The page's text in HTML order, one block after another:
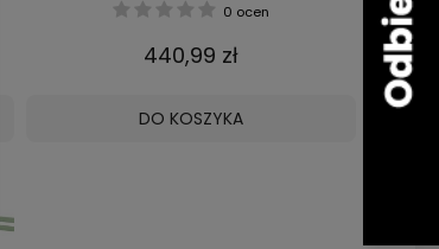
0 ocen
440,99 zł
DO KOSZYKA